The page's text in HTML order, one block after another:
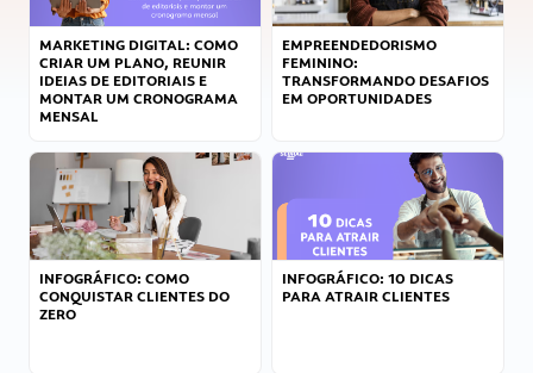
MARKETING DIGITAL: COMO
CRIAR UM PLANO, REUNIR
IDEIAS DE EDITORIAIS E
MONTAR UM CRONOGRAMA
MENSAL
EMPREENDEDORISMO
FEMININO:
TRANSFORMANDO DESAFIOS
EM OPORTUNIDADES
INFOGRÁFICO: COMO
CONQUISTAR CLIENTES DO
ZERO
INFOGRÁFICO: 10 DICAS
PARA ATRAIR CLIENTES